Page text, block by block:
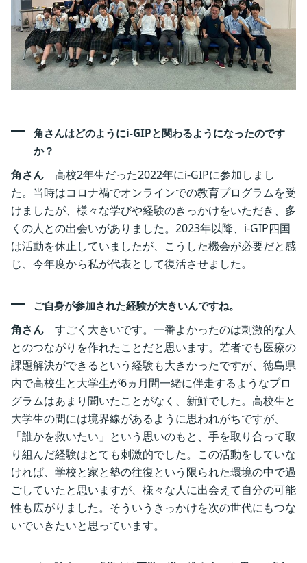
角さんはどのようにi-GIPと関わるようになったのです
か？ ‎
角さん 高校2年生だった2022年にi-GIPに参加しまし
た。当時はコロナ禍でオンラインでの教育プログラムを受
けましたが、様々な学びや経験のきっかけをいただき、多
くの人との出会いがありました。2023年以降、i-GIP四国
は活動を休止していましたが、こうした機会が必要だと感
じ、今年度から私が代表として復活させました。 ‎
ご自身が参加された経験が大きいんですね。
角さん すごく大きいです。一番よかったのは刺激的な人
とのつながりを作れたことだと思います。若者でも医療の
課題解決ができるという経験も大きかったですが、徳島県
内で高校生と大学生が6ヵ月間一緒に伴走するようなプロ
グラムはあまり聞いたことがなく、新鮮でした。高校生と
大学生の間には境界線があるように思われがちですが、
「誰かを救いたい」という思いのもと、手を取り合って取
り組んだ経験はとても刺激的でした。この活動をしていな
ければ、学校と家と塾の往復という限られた環境の中で過
ごしていたと思いますが、様々な人に出会えて自分の可能
性も広がりました。そういうきっかけを次の世代にもつな
いでいきたいと思っています。